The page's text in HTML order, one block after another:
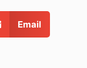
Email